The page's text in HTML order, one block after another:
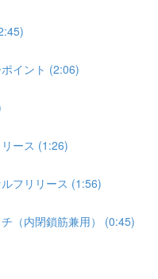
イント (2:06)
ース (1:26)
フリリース (1:56)
（内閉鎖筋兼用） (0:45)